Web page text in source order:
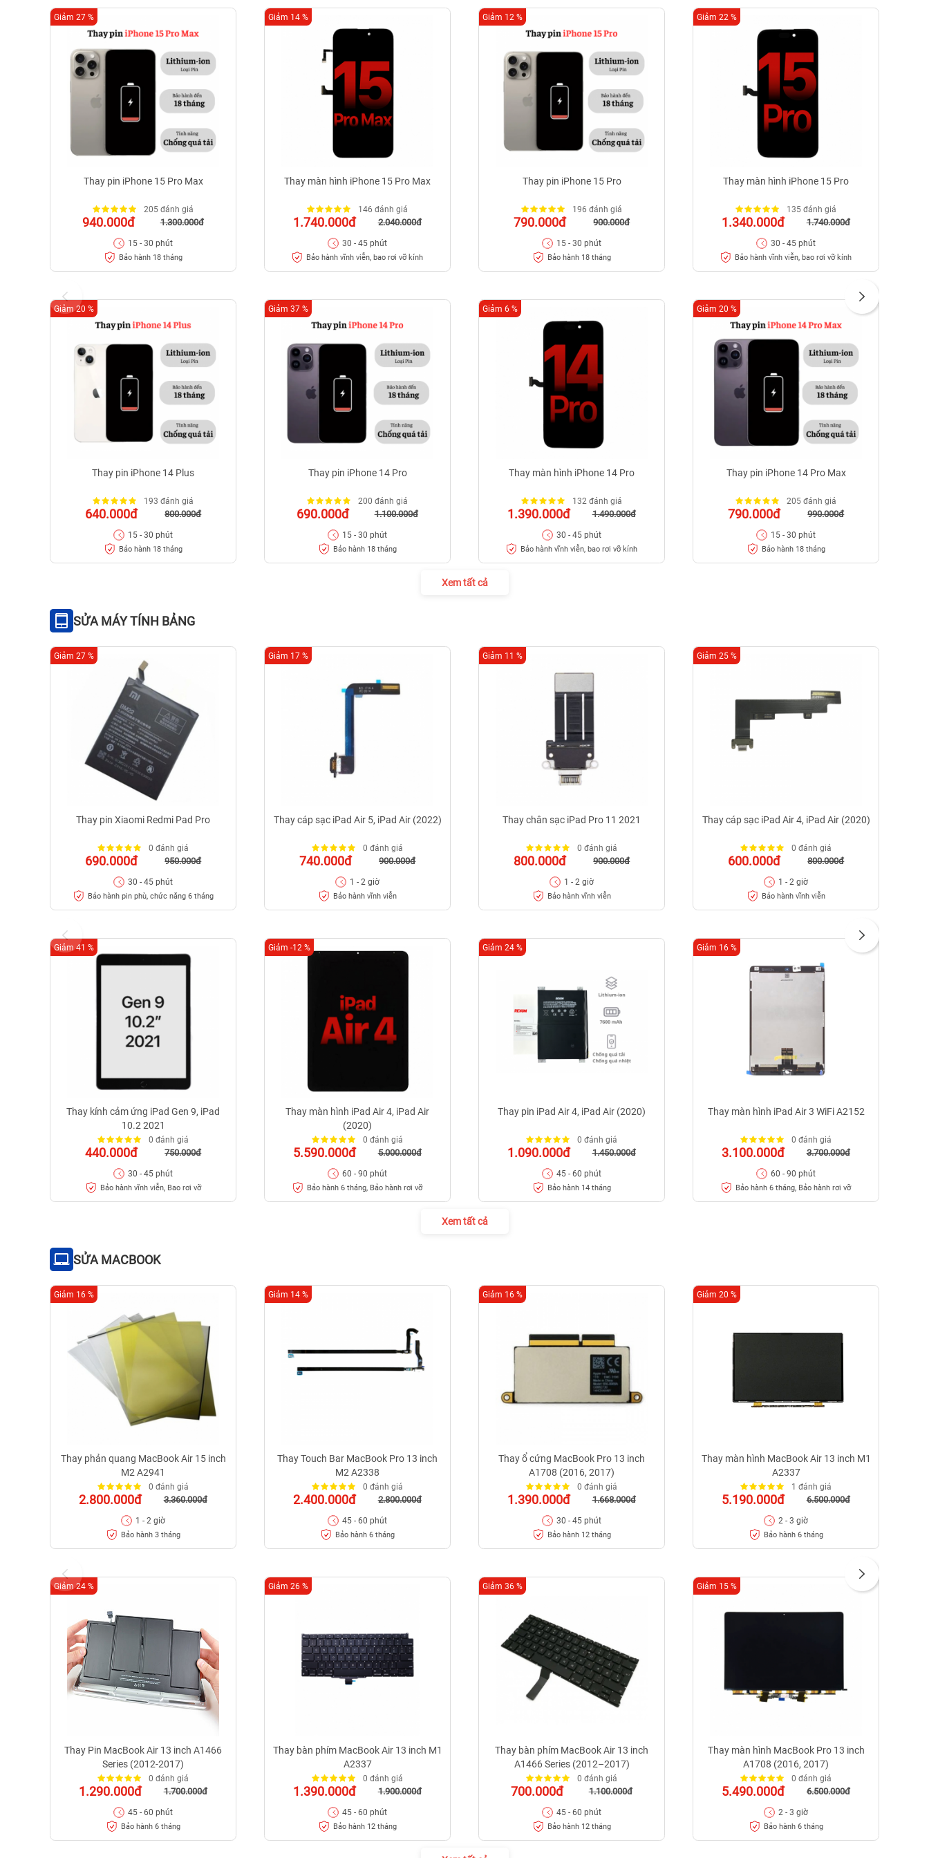
Thay pin iPhone 15 Pro Max
205 đánh giá
940.000đ 1.300.000đ
Giảm 27 %
15 - 30 phút
Bảo hành 18 tháng
Thay màn hình iPhone 15 Pro Max
146 đánh giá
1.740.000đ 2.040.000đ
Giảm 14 %
30 - 45 phút
Bảo hành vĩnh viễn, bao rơi vỡ kính
Thay pin iPhone 15 Pro
196 đánh giá
790.000đ 900.000đ
Giảm 12 %
15 - 30 phút
Bảo hành 18 tháng
Thay màn hình iPhone 15 Pro
135 đánh giá
1.340.000đ 1.740.000đ
Giảm 22 %
30 - 45 phút
Bảo hành vĩnh viễn, bao rơi vỡ kính
Thay pin iPhone 14 Plus
193 đánh giá
640.000đ 800.000đ
Giảm 20 %
15 - 30 phút
Bảo hành 18 tháng
Thay pin iPhone 14 Pro
200 đánh giá
690.000đ 1.100.000đ
Giảm 37 %
15 - 30 phút
Bảo hành 18 tháng
Thay màn hình iPhone 14 Pro
132 đánh giá
1.390.000đ 1.490.000đ
Giảm 6 %
30 - 45 phút
Bảo hành vĩnh viễn, bao rơi vỡ kính
Thay pin iPhone 14 Pro Max
205 đánh giá
790.000đ 990.000đ
Giảm 20 %
15 - 30 phút
Bảo hành 18 tháng
Xem tất cả
SỬA MÁY TÍNH BẢNG
Thay pin Xiaomi Redmi Pad Pro
0 đánh giá
690.000đ 950.000đ
Giảm 27 %
30 - 45 phút
Bảo hành pin phù, chức năng 6 tháng
Thay cáp sạc iPad Air 5, iPad Air (2022)
0 đánh giá
740.000đ 900.000đ
Giảm 17 %
1 - 2 giờ
Bảo hành vĩnh viễn
Thay chân sạc iPad Pro 11 2021
0 đánh giá
800.000đ 900.000đ
Giảm 11 %
1 - 2 giờ
Bảo hành vĩnh viễn
Thay cáp sạc iPad Air 4, iPad Air (2020)
0 đánh giá
600.000đ 800.000đ
Giảm 25 %
1 - 2 giờ
Bảo hành vĩnh viễn
Thay kính cảm ứng iPad Gen 9, iPad
10.2 2021
0 đánh giá
440.000đ 750.000đ
Giảm 41 %
30 - 45 phút
Bảo hành vĩnh viễn, Bao rơi vỡ
Thay màn hình iPad Air 4, iPad Air
(2020)
0 đánh giá
5.590.000đ 5.000.000đ
Giảm -12 %
60 - 90 phút
Bảo hành 6 tháng, Bảo hành rơi vỡ
Thay pin iPad Air 4, iPad Air (2020)
0 đánh giá
1.090.000đ 1.450.000đ
Giảm 24 %
45 - 60 phút
Bảo hành 14 tháng
Thay màn hình iPad Air 3 WiFi A2152
0 đánh giá
3.100.000đ 3.700.000đ
Giảm 16 %
60 - 90 phút
Bảo hành 6 tháng, Bảo hành rơi vỡ
Xem tất cả
SỬA MACBOOK
Thay phản quang MacBook Air 15 inch
M2 A2941
0 đánh giá
2.800.000đ 3.360.000đ
Giảm 16 %
1 - 2 giờ
Bảo hành 3 tháng
Thay Touch Bar MacBook Pro 13 inch
M2 A2338
0 đánh giá
2.400.000đ 2.800.000đ
Giảm 14 %
45 - 60 phút
Bảo hành 6 tháng
Thay ổ cứng MacBook Pro 13 inch
A1708 (2016, 2017)
0 đánh giá
1.390.000đ 1.668.000đ
Giảm 16 %
30 - 45 phút
Bảo hành 12 tháng
Thay màn hình MacBook Air 13 inch M1
A2337
1 đánh giá
5.190.000đ 6.500.000đ
Giảm 20 %
2 - 3 giờ
Bảo hành 6 tháng
Thay Pin MacBook Air 13 inch A1466
Series (2012-2017)
0 đánh giá
1.290.000đ 1.700.000đ
Giảm 24 %
45 - 60 phút
Bảo hành 6 tháng
Thay bàn phím MacBook Air 13 inch M1
A2337
0 đánh giá
1.390.000đ 1.900.000đ
Giảm 26 %
45 - 60 phút
Bảo hành 12 tháng
Thay bàn phím MacBook Air 13 inch
A1466 Series (2012–2017)
0 đánh giá
700.000đ 1.100.000đ
Giảm 36 %
45 - 60 phút
Bảo hành 12 tháng
Thay màn hình MacBook Pro 13 inch
A1708 (2016, 2017)
0 đánh giá
5.490.000đ 6.500.000đ
Giảm 15 %
2 - 3 giờ
Bảo hành 6 tháng